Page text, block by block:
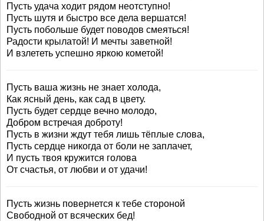
Пусть удача ходит рядом неотступно!
Пусть шутя и быстро все дела вершатся!
Пусть побольше будет поводов смеяться!
Радости крылатой! И мечты заветной!
И взлететь успешно яркою кометой!
Пусть ваша жизнь не знает холода,
Как ясный день, как сад в цвету.
Пусть будет сердце вечно молодо,
Добром встречая доброту!
Пусть в жизни ждут тебя лишь тёплые слова,
Пусть сердце никогда от боли не заплачет,
И пусть твоя кружится голова
От счастья, от любви и от удачи!
Пусть жизнь повернется к тебе стороной
Свободной от всяческих бед!